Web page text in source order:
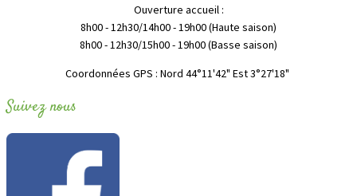
Ouverture accueil :
8h00 - 12h30/14h00 - 19h00 (Haute saison)
8h00 - 12h30/15h00 - 19h00 (Basse saison)
"Coordonnées GPS : Nord 44°11'42" Est 3°27'18
Suivez nous